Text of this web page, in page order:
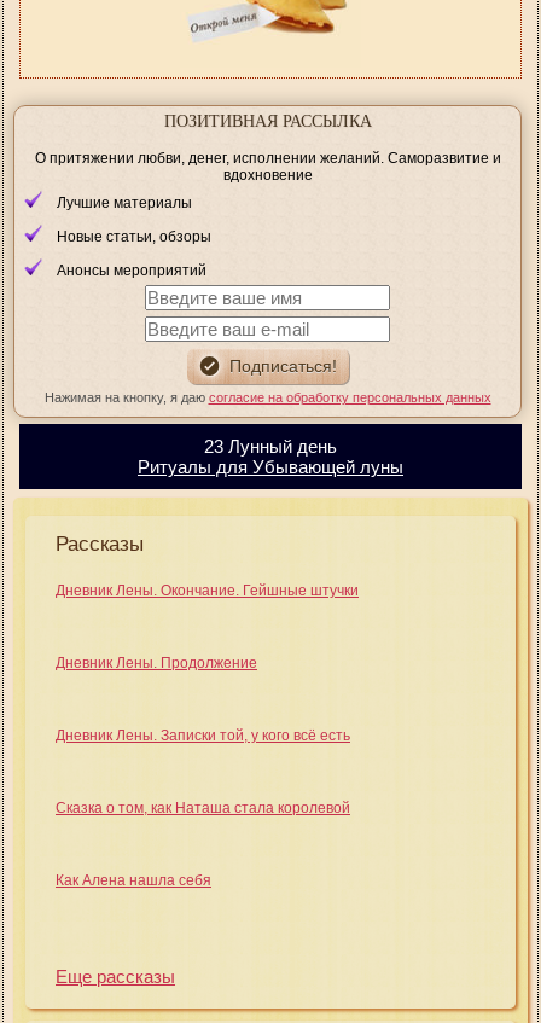
ПОЗИТИВНАЯ РАССЫЛКА
О притяжении любви, денег, исполнении желаний. Саморазвитие и
вдохновение
Лучшие материалы
Новые статьи, обзоры
Анонсы мероприятий
Нажимая на кнопку, я даю согласие на обработку персональных данных
23 Лунный день
Ритуалы для Убывающей луны
Рассказы
Дневник Лены. Окончание. Гейшные штучки
Дневник Лены. Продолжение
Дневник Лены. Записки той, у кого всё есть
Сказка о том, как Наташа стала королевой
Как Алена нашла себя
Еще рассказы